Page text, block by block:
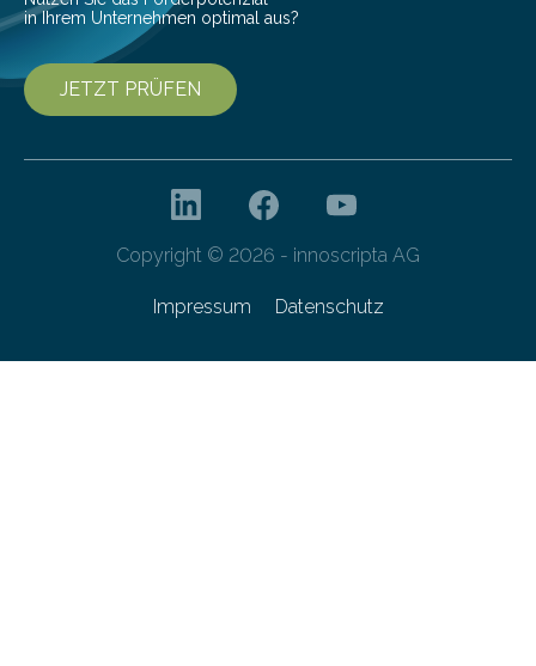
in Ihrem Unternehmen optimal aus?
JETZT PRÜFEN
Copyright © 2026 - innoscripta AG
Impressum Datenschutz